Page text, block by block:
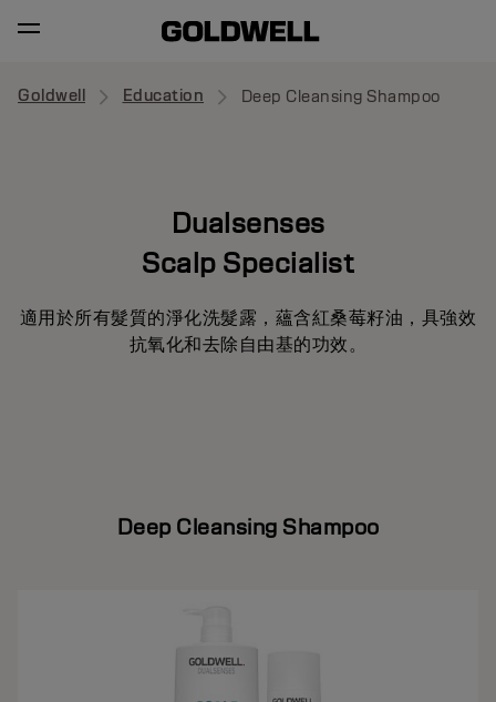
Goldwell Education Deep Cleansing Shampoo
Dualsenses
Scalp Specialist
適用於所有髮質的淨化洗髮露，蘊含紅桑莓籽油，具強效
抗氧化和去除自由基的功效。
Deep Cleansing Shampoo